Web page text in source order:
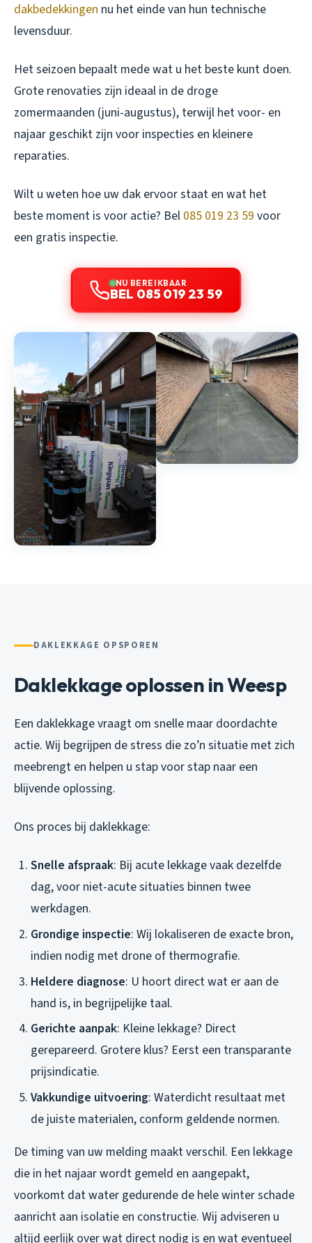
dakbedekkingen nu het einde van hun technische
levensduur.
Het seizoen bepaalt mede wat u het beste kunt doen.
Grote renovaties zijn ideaal in de droge
zomermaanden (juni-augustus), terwijl het voor- en
najaar geschikt zijn voor inspecties en kleinere
reparaties.
Wilt u weten hoe uw dak ervoor staat en wat het
beste moment is voor actie? Bel 085 019 23 59 voor
een gratis inspectie.
NU BEREIKBAAR
BEL 085 019 23 59
DAKLEKKAGE OPSPOREN
Daklekkage oplossen in Weesp
Een daklekkage vraagt om snelle maar doordachte
actie. Wij begrijpen de stress die zo’n situatie met zich
meebrengt en helpen u stap voor stap naar een
blijvende oplossing.
Ons proces bij daklekkage:
Snelle afspraak: Bij acute lekkage vaak dezelfde
dag, voor niet-acute situaties binnen twee
werkdagen.
Grondige inspectie: Wij lokaliseren de exacte bron,
indien nodig met drone of thermografie.
Heldere diagnose: U hoort direct wat er aan de
hand is, in begrijpelijke taal.
Gerichte aanpak: Kleine lekkage? Direct
gerepareerd. Grotere klus? Eerst een transparante
prijsindicatie.
Vakkundige uitvoering: Waterdicht resultaat met
de juiste materialen, conform geldende normen.
De timing van uw melding maakt verschil. Een lekkage
die in het najaar wordt gemeld en aangepakt,
voorkomt dat water gedurende de hele winter schade
aanricht aan isolatie en constructie. Wij adviseren u
altijd eerlijk over wat direct nodig is en wat eventueel